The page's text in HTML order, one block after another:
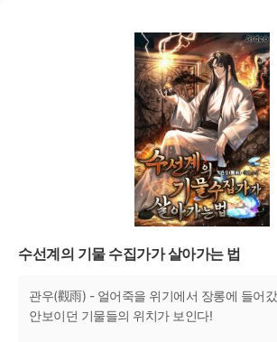
수선계의 기물 수집가가 살아가는 법
관우(觀雨) - 얼어죽을 위기에서 장롱에 들어
안보이던 기물들의 위치가 보인다!